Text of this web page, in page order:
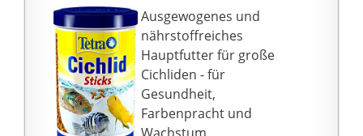
29ca2211f07a63cbba9c
8c99f739eb60eaa6c6f07
7ee} Rohprotein, 3,5
{226a3b4813f0e74658fc
29ca2211f07a63cbba9c
8c99f739eb60eaa6c6f07
7ee} Rohfett, 3,5
Ausgewogenes und
nährstoffreiches
Hauptfutter für große
Cichliden - für
Gesundheit,
Farbenpracht und